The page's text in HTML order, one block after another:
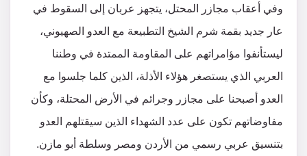
وفي أعقاب مجازر المحتل، يتجهز عربان إلى السقوط في
عار جديد بقمة شرم الشيخ التطبيعة مع العدو الصهيوني،
ليستأنفوا مؤامراتهم على المقاومة الممتدة في وطننا
العربي الذي يستصغر هؤلاء الأذلة، الذين كلما جلسوا مع
العدو أصبحنا على مجازر وجرائم في الأرض المحتلة، وكأن
مفاوضاتهم تكون على عدد الشهداء الذين سيقتلهم العدو
بتنسيق عربي رسمي من الأردن ومصر وسلطة أبو مازن.